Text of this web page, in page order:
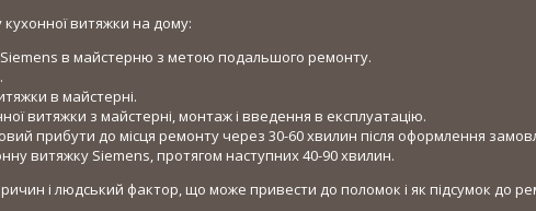
витяжки на дому:
Siemens в майстерню з метою подальшого ремонту.
в майстерні.
витяжки з майстерні, монтаж і введення в експлуатацію.
прибути до місця ремонту через 30-60 хвилин після оформлення
витяжку Siemens, протягом наступних 40-90 хвилин.
і людський фактор, що може привести до поломок і як підсумок до